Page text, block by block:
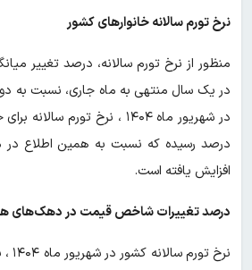
نرخ تورم سالانه خانوارهای کشور
منظور از نرخ تورم سالانه، درصد تغییر
در یک سال منتهی به ماه جاری، نسبت به
افزایش یافته است.
درصد تغییرات شاخص قیمت در دهک‌های